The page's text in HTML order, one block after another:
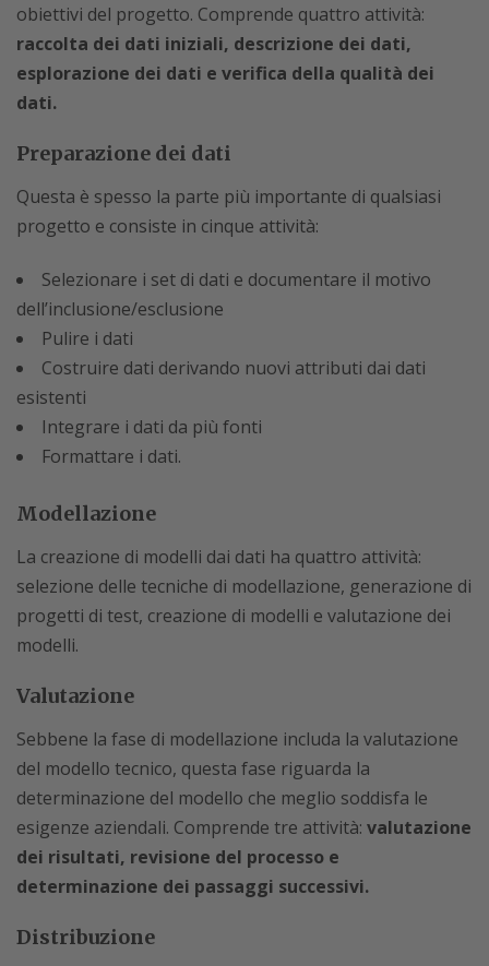
obiettivi del progetto. Comprende quattro attività:
raccolta dei dati iniziali, descrizione dei dati,
esplorazione dei dati e verifica della qualità dei
dati.
Preparazione dei dati
Questa è spesso la parte più importante di qualsiasi
progetto e consiste in cinque attività:
Selezionare i set di dati e documentare il motivo
dell’inclusione/esclusione
Pulire i dati
Costruire dati derivando nuovi attributi dai dati
esistenti
Integrare i dati da più fonti
Formattare i dati.
Modellazione
La creazione di modelli dai dati ha quattro attività:
selezione delle tecniche di modellazione, generazione di
progetti di test, creazione di modelli e valutazione dei
modelli.
Valutazione
Sebbene la fase di modellazione includa la valutazione
del modello tecnico, questa fase riguarda la
determinazione del modello che meglio soddisfa le
esigenze aziendali. Comprende tre attività: valutazione
dei risultati, revisione del processo e
determinazione dei passaggi successivi.
Distribuzione